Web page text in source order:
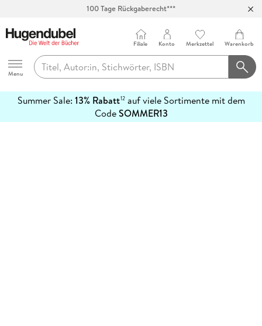
100 Tage Rückgaberecht***
Hugendubel
Menu
Filiale Konto Merkzettel Warenkorb
Summer Sale: 13% Rabatt12auf viele Sortimente mit dem
CodeSOMMER13
erfahren